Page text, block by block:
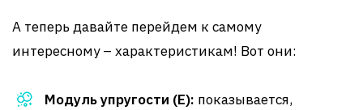
А теперь давайте перейдем к самому
интересному – характеристикам! Вот они:
Модуль упругости (E): показывается,